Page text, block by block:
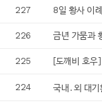
227 8일 황사 이
226 금년 가뭄과
225 [도깨비 호
224 국내․외 대